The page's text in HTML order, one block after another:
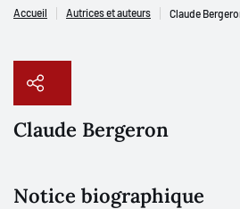
Accueil Autrices et auteurs Claude
Claude Bergeron
Notice biographique